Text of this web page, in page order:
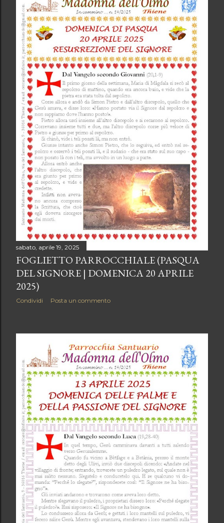
sabato, aprile 19, 2025
FOGLIETTO PARROCCHIALE (PASQUA
DEL SIGNORE | DOMENICA 20 APRILE
2025)
Condividi Posta un commento